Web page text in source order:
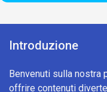
Introduzione
Benvenuti sulla
offrire contenuti